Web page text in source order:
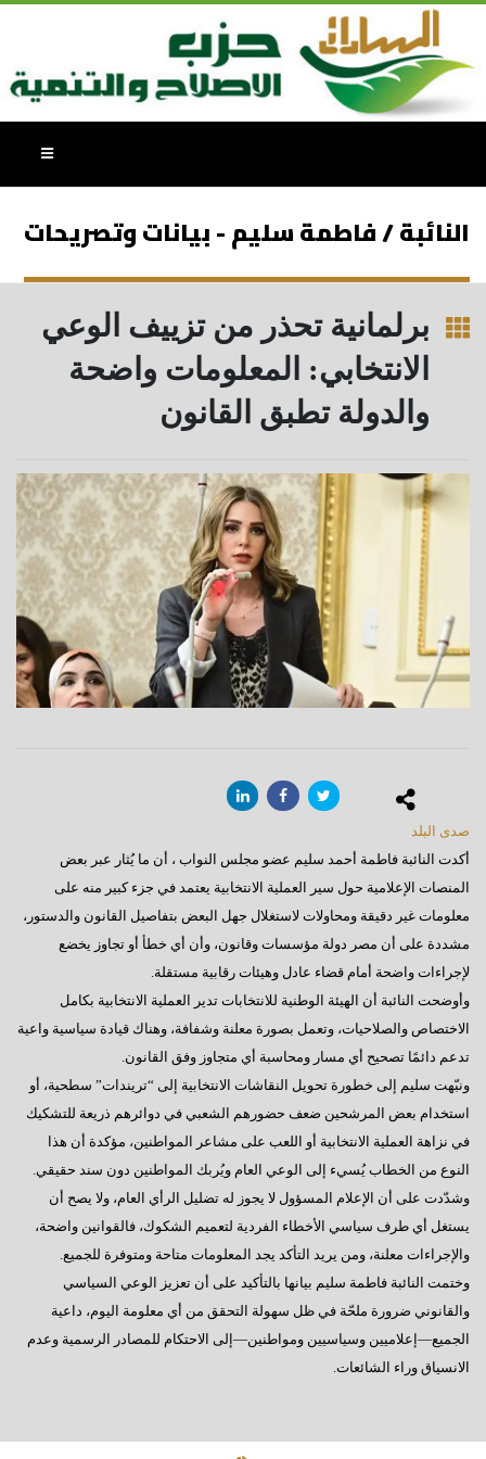
النائبة / فاطمة سليم - بيانات وتصريحات
برلمانية تحذر من تزييف الوعي
الانتخابي: المعلومات واضحة
والدولة تطبق القانون
صدى البلد
أكدت النائبة فاطمة أحمد سليم عضو مجلس النواب ، أن ما يُثار عبر بعض
المنصات الإعلامية حول سير العملية الانتخابية يعتمد في جزء كبير منه على
معلومات غير دقيقة ومحاولات لاستغلال جهل البعض بتفاصيل القانون والدستور،
مشددة على أن مصر دولة مؤسسات وقانون، وأن أي خطأ أو تجاوز يخضع
لإجراءات واضحة أمام قضاء عادل وهيئات رقابية مستقلة.
وأوضحت النائبة أن الهيئة الوطنية للانتخابات تدير العملية الانتخابية بكامل
الاختصاص والصلاحيات، وتعمل بصورة معلنة وشفافة، وهناك قيادة سياسية واعية
تدعم دائمًا تصحيح أي مسار ومحاسبة أي متجاوز وفق القانون.
ونبّهت سليم إلى خطورة تحويل النقاشات الانتخابية إلى “تريندات” سطحية، أو
استخدام بعض المرشحين ضعف حضورهم الشعبي في دوائرهم ذريعة للتشكيك
في نزاهة العملية الانتخابية أو اللعب على مشاعر المواطنين، مؤكدة أن هذا
النوع من الخطاب يُسيء إلى الوعي العام ويُربك المواطنين دون سند حقيقي.
وشدّدت على أن الإعلام المسؤول لا يجوز له تضليل الرأي العام، ولا يصح أن
يستغل أي طرف سياسي الأخطاء الفردية لتعميم الشكوك، فالقوانين واضحة،
والإجراءات معلنة، ومن يريد التأكد يجد المعلومات متاحة ومتوفرة للجميع.
وختمت النائبة فاطمة سليم بيانها بالتأكيد على أن تعزيز الوعي السياسي
والقانوني ضرورة ملحّة في ظل سهولة التحقق من أي معلومة اليوم، داعية
الجميع—إعلاميين وسياسيين ومواطنين—إلى الاحتكام للمصادر الرسمية وعدم
الانسياق وراء الشائعات.